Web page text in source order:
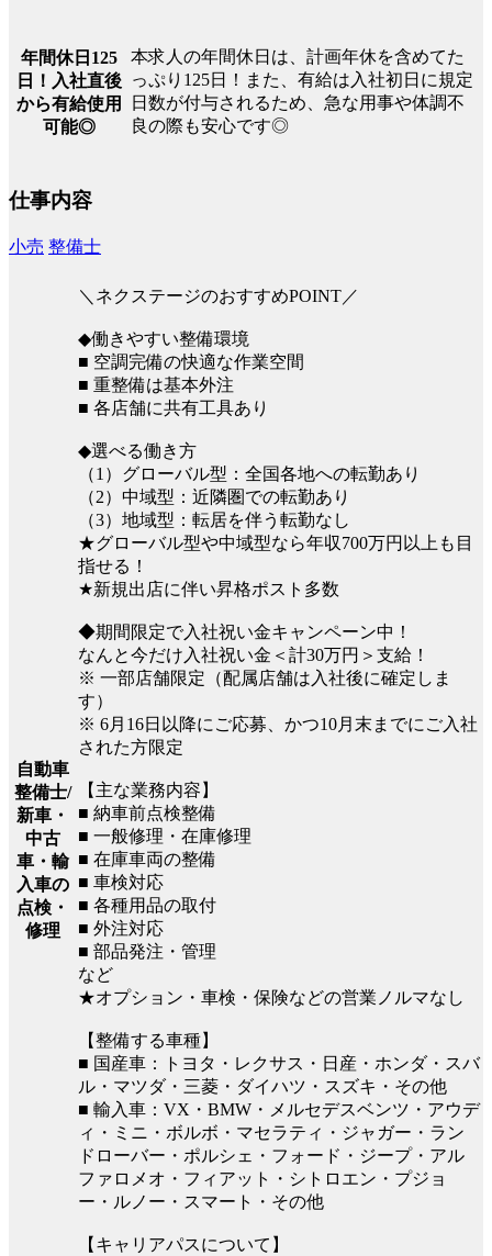
年間休日125
日！入社直後
から有給使用
可能◎
本求人の年間休日は、計画年休を含めてた
っぷり125日！また、有給は入社初日に規定
日数が付与されるため、急な用事や体調不
良の際も安心です◎
仕事内容
小売 整備士
自動車
整備士/
新車・
中古
車・輸
入車の
点検・
修理
＼ネクステージのおすすめPOINT／
◆働きやすい整備環境
■ 空調完備の快適な作業空間
■ 重整備は基本外注
■ 各店舗に共有工具あり
◆選べる働き方
（1）グローバル型：全国各地への転勤あり
（2）中域型：近隣圏での転勤あり
（3）地域型：転居を伴う転勤なし
★グローバル型や中域型なら年収700万円以上も目
指せる！
★新規出店に伴い昇格ポスト多数
◆期間限定で入社祝い金キャンペーン中！
なんと今だけ入社祝い金＜計30万円＞支給！
※ 一部店舗限定（配属店舗は入社後に確定しま
す）
※ 6月16日以降にご応募、かつ10月末までにご入社
された方限定
【主な業務内容】
■ 納車前点検整備
■ 一般修理・在庫修理
■ 在庫車両の整備
■ 車検対応
■ 各種用品の取付
■ 外注対応
■ 部品発注・管理
など
★オプション・車検・保険などの営業ノルマなし
【整備する車種】
■ 国産車：トヨタ・レクサス・日産・ホンダ・スバ
ル・マツダ・三菱・ダイハツ・スズキ・その他
■ 輸入車：VX・BMW・メルセデスベンツ・アウデ
ィ・ミニ・ボルボ・マセラティ・ジャガー・ラン
ドローバー・ポルシェ・フォード・ジープ・アル
ファロメオ・フィアット・シトロエン・プジョ
ー・ルノー・スマート・その他
【キャリアパスについて】